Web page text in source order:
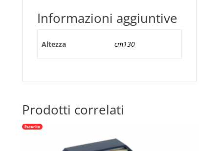
Informazioni aggiuntive
Altezza cm130
Prodotti correlati
Esaurito